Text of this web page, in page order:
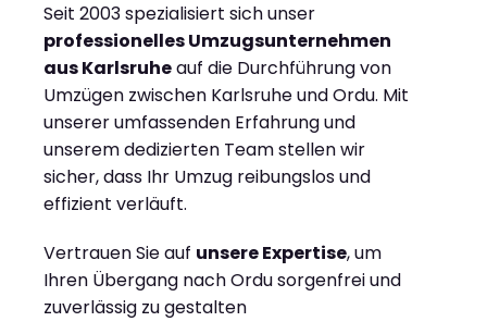
Seit 2003 spezialisiert sich unser
professionelles Umzugsunternehmen
aus Karlsruheauf die Durchführung von
Umzügen zwischen Karlsruhe und Ordu. Mit
unserer umfassenden Erfahrung und
unserem dedizierten Team stellen wir
sicher, dass Ihr Umzug reibungslos und
effizient verläuft.
Vertrauen Sie auf unsere Expertise, um
Ihren Übergang nach Ordu sorgenfrei und
zuverlässig zu gestalten